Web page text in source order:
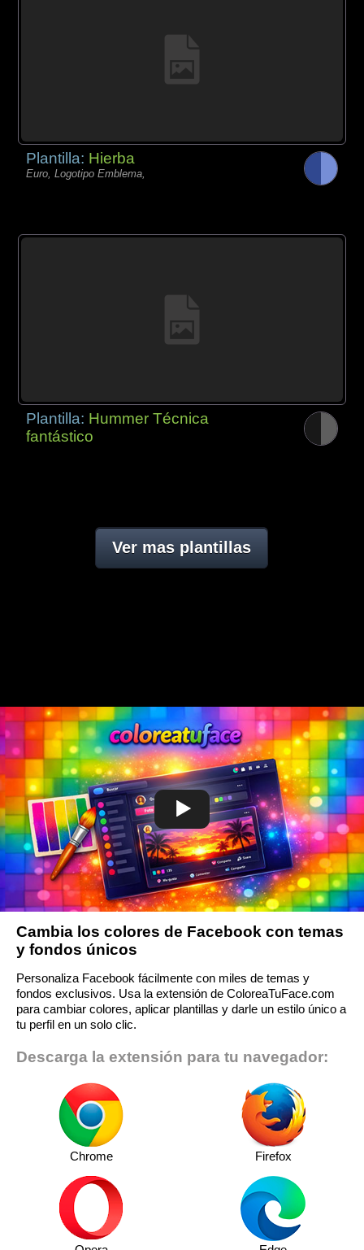
Plantilla: Hierba
Euro, Logotipo Emblema,
Plantilla: Hummer Técnica
fantástico
Ver mas plantillas
Cambia los colores de Facebook con temas
y fondos únicos
Personaliza Facebook fácilmente con miles de temas y
fondos exclusivos. Usa la extensión de ColoreaTuFace.com
para cambiar colores, aplicar plantillas y darle un estilo único a
tu perfil en un solo clic.
Descarga la extensión para tu navegador:
Chrome Firefox